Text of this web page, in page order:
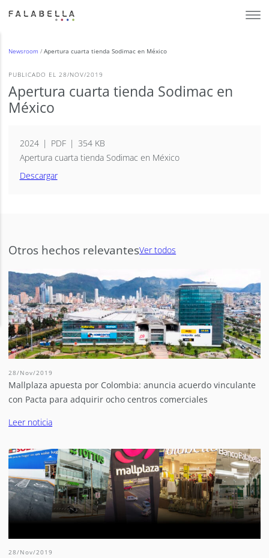
Newsroom/Apertura cuarta tienda Sodimac en México
PUBLICADO EL 28/NOV/2019
Apertura cuarta tienda Sodimac en
México
2024 PDF
354 KB
Apertura cuarta tienda Sodimac en México
Descargar
Otros hechos relevantesVer todos
28/Nov/2019
Mallplaza apuesta por Colombia: anuncia acuerdo vinculante
con Pacta para adquirir ocho centros comerciales
Leer noticia
28/Nov/2019